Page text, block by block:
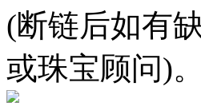
(断链后如有
或珠宝顾问)。